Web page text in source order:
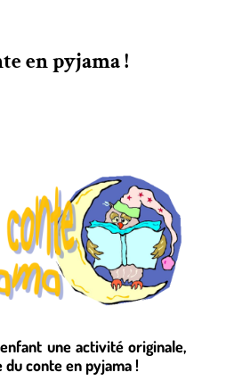
en pyjama !
une activité originale,
conte en pyjama !